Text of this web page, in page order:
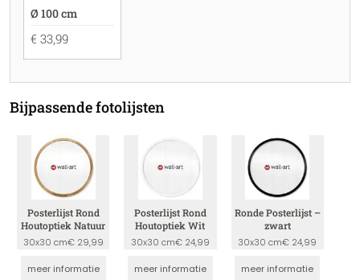
Ø 100 cm
€ 33,99
Bijpassende fotolijsten
Posterlijst Rond
Houtoptiek Natuur
30x30 cm€ 29,99
meer informatie
Posterlijst Rond
Houtoptiek Wit
30x30 cm€ 24,99
meer informatie
Ronde Posterlijst –
zwart
30x30 cm€ 24,99
meer informatie